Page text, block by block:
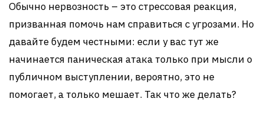
Обычно нервозность – это стрессовая реакция,
призванная помочь нам справиться с угрозами. Но
давайте будем честными: если у вас тут же
начинается паническая атака только при мысли о
публичном выступлении, вероятно, это не
помогает, а только мешает. Так что же делать?